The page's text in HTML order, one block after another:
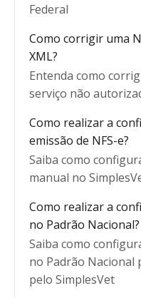
Federal
Como corrigir uma
XML?
Entenda como
serviço não
Como realizar a
emissão de NFS-e?
Saiba como
manual no
Como realizar a
no Padrão Nacional?
Saiba como
no Padrão Nacional
pelo SimplesVet